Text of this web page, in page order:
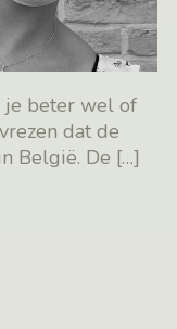
je beter wel of
dat de
België. De […]